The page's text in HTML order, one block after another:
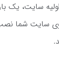
سایت، یک
سایت شما